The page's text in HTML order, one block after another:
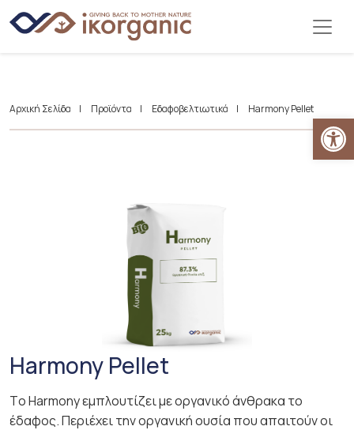
Αρχική Σελίδα | Προϊόντα | Εδαφοβελτιωτικά | Harmony Pellet
Harmony Pellet
Τo Harmony εμπλουτίζει με οργανικό άνθρακα το
έδαφος. Περιέχει την οργανική ουσία που απαιτούν οι